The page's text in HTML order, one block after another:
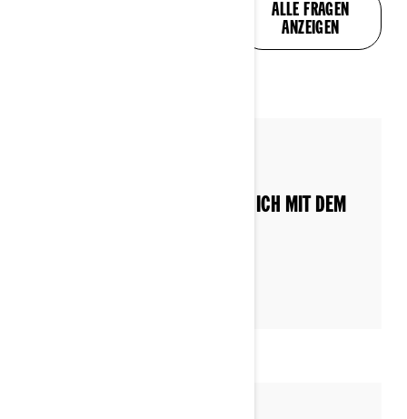
ALLE FRAGEN
ANZEIGEN
WELCHE BENZINSORTEN KANN ICH MIT DEM